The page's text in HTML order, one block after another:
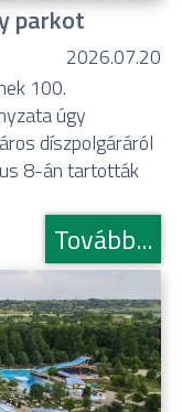
parkot
2026.07.20
100.
úgy
díszpolgáráról
8-án tartották
Tovább...